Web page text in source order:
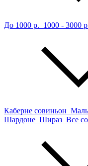
До 1000 р. 1000 - 3000
Каберне совиньон
Шардоне Шираз Все